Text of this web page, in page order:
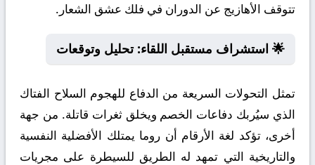
تتوقف الأهازيج عن الدوران في فلك عشق الشعار.
🌟 استشراف مستقبل اللقاء: تحليل وتوقعات
تمثل التحولات السريعة من الدفاع للهجوم السلاح الفتاك
الذي سيُربك دفاعات الخصم ويخلق ثغرات قاتلة. من جهة
أخرى، تؤكد لغة الأرقام أن روما يمتلك الأفضلية النفسية
والتاريخية التي تمهد له الطريق للسيطرة على مجريات